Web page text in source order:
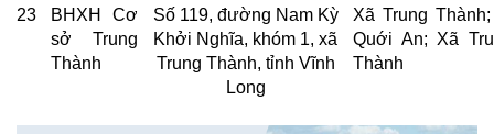
23
BHXH Cơ
sở Trung
Thành
Số 119, đường Nam Kỳ
Khởi Nghĩa, khóm 1, xã
Trung Thành, tỉnh Vĩnh
Long
Xã Trung
Quới An; Xã
Thành